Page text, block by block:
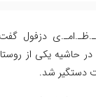
دزفول
حاشیه یکی از